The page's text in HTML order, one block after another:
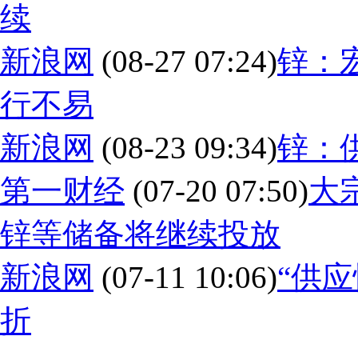
续
新浪网 (08-27 07:24)锌：
行不易
新浪网 (08-23 09:34)锌：
第一财经 (07-20 07:50)大
锌等储备将继续投放
新浪网 (07-11 10:06)“供
折